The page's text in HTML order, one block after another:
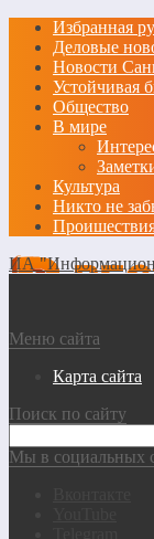
Избранная
Деловые
Новости
Устойчивая
Общество
В мире
Культура
Никто не
ИА
Меню сайта
Карта сайта
Поиск по сайту
Мы в социальных